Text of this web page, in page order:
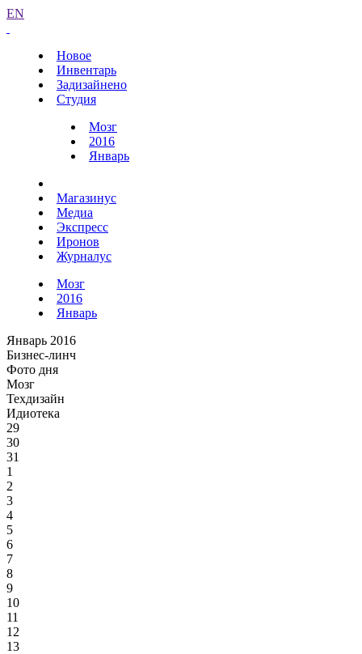
EN
Новое
Инвентарь
Задизайнено
Студия
Мозг
2016
Январь
Магазинус
Медиа
Экспресс
Иронов
Журналус
Мозг
2016
Январь
Январь 2016
Бизнес-линч
Фото дня
Мозг
Техдизайн
Идиотека
29
30
31
1
2
3
4
5
6
7
8
9
10
11
12
13